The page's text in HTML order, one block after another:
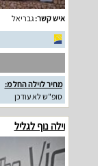
איש קשר:גבריאל
מחיר לוילה החל מ:
סופ"ש לא עודכן
וילה נוף לגליל